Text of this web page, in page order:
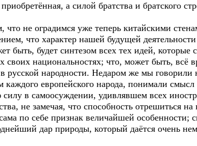
а силой братства и братского
что не оградимся уже теперь китайскими
что характер нашей будущей
быть, будет синтезом всех тех идей,
своих национальностях; что, может быть, всё
русской народности. Недаром же мы
каждого европейского народа, понимали
в самоосуждении, удивлявшем всех
не замечая, что способность отрешиться
по себе признак величайшей особенности;
дар природы, который даётся очень